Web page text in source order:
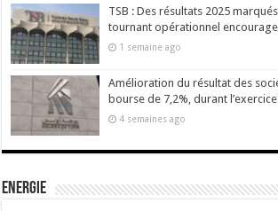
TSB : Des résultats 2025
tournant opérationnel
1 semaine ago
Amélioration du résultat des
bourse de 7,2%, durant
4 semaines ago
Energie